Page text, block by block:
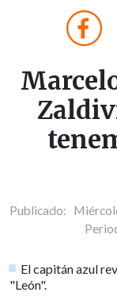
Publicado:
El capitán azul
"León".